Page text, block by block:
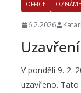
OFFICE
6.2.2026
Uzavření
V pondělí 9. 2.
uzavřeno. Tato